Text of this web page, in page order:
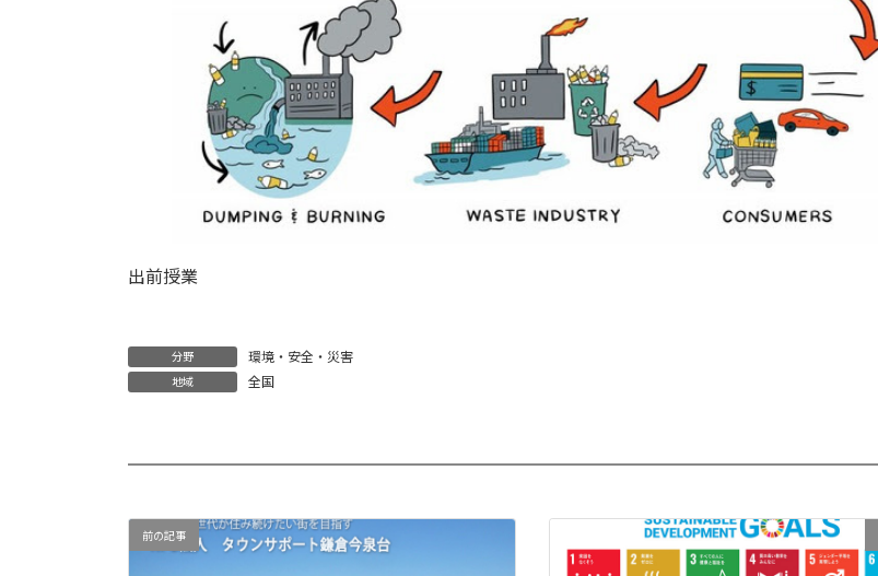
出前授業
分野 環境・安全・災害
地域 全国
前の記事